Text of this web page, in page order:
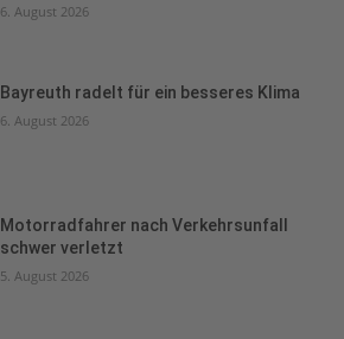
6. August 2026
Bayreuth radelt für ein besseres Klima
6. August 2026
Motorradfahrer nach Verkehrsunfall
schwer verletzt
5. August 2026